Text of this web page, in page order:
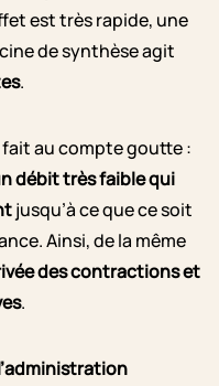
est très rapide, une
de synthèse agit
.
au compte goutte :
débit très faible qui
jusqu’à ce que ce soit
Ainsi, de la même
des contractions et
.